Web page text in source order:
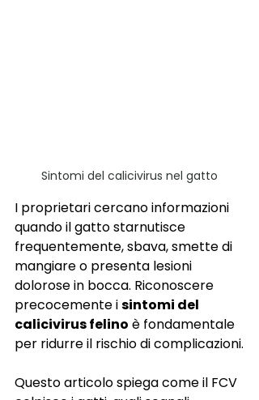
Sintomi del calicivirus nel gatto
I proprietari cercano informazioni
quando il gatto starnutisce
frequentemente, sbava, smette di
mangiare o presenta lesioni
dolorose in bocca. Riconoscere
precocemente i sintomi del
calicivirus felino è fondamentale
per ridurre il rischio di complicazioni.
Questo articolo spiega come il FCV